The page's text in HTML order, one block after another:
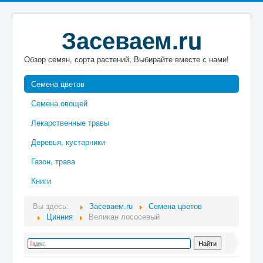
Засеваем.ru
Обзор семян, сорта растений, Выбирайте вместе с нами!
Семена цветов
Семена овощей
Лекарственные травы
Деревья, кустарники
Газон, трава
Книги
Вы здесь: Засеваем.ru
Семена цветов
Цинния
Великан лососевый